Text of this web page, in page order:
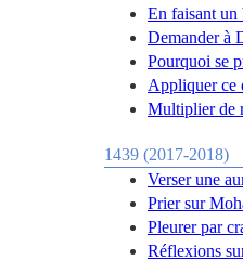
En faisant un
Demander à
Pourquoi se
Appliquer ce
Multiplier de
1439 (2017-2018)
Verser une
Prier sur
Pleurer par
Réflexions